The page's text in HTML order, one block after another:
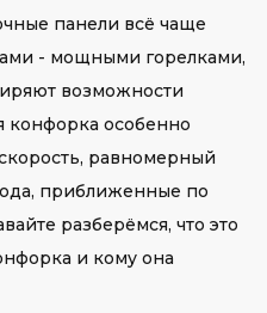
панели всё чаще
- мощными горелками,
возможности
конфорка особенно
равномерный
приближенные по
разберёмся, что это
и кому она